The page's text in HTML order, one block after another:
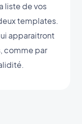
liste de vos
templates.
apparaitront
comme par